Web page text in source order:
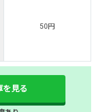
50円
を見る